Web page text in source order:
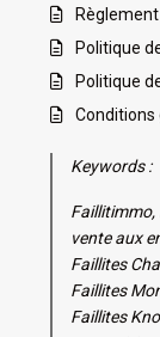
Politique
Politique
Conditions
Keywords :
Faillitimmo,
vente aux
Faillites
Faillites
Faillites